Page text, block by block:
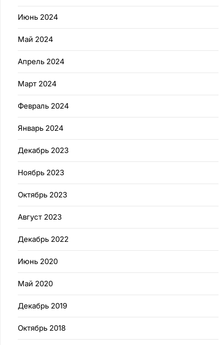
Июнь 2024
Май 2024
Апрель 2024
Март 2024
Февраль 2024
Январь 2024
Декабрь 2023
Ноябрь 2023
Октябрь 2023
Август 2023
Декабрь 2022
Июнь 2020
Май 2020
Декабрь 2019
Октябрь 2018